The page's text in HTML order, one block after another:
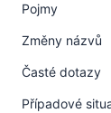
Pojmy
Změny názvů
Časté dotazy
Případové